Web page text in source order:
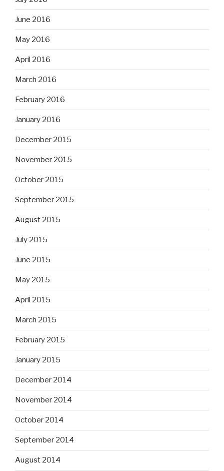
June 2016
May 2016
April 2016
March 2016
February 2016
January 2016
December 2015
November 2015
October 2015
September 2015
August 2015
July 2015
June 2015
May 2015
April 2015
March 2015
February 2015
January 2015
December 2014
November 2014
October 2014
September 2014
August 2014